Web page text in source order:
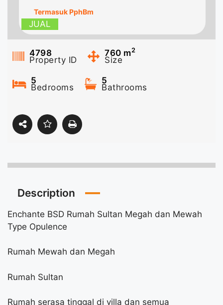
Termasuk PphBm
JUAL
4798
Property ID
760 m2
Size
5
Bedrooms
5
Bathrooms
Description
Enchante BSD Rumah Sultan Megah dan Mewah
Type Opulence
Rumah Mewah dan Megah
Rumah Sultan
Rumah serasa tinggal di villa dan semua